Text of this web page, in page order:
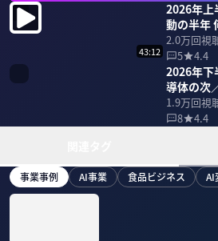
2026年上
動の半年
ンタメ・
2.0万回視
5
4.4
43:12
2026年下
導体の次
食品・飲
ノロジー
1.9万回視
8
4.4
事業事例 AI事業 食品ビジネス AI